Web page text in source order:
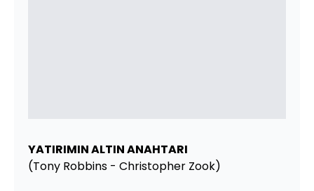
YATIRIMIN ALTIN ANAHTARI
(Tony Robbins - Christopher Zook)